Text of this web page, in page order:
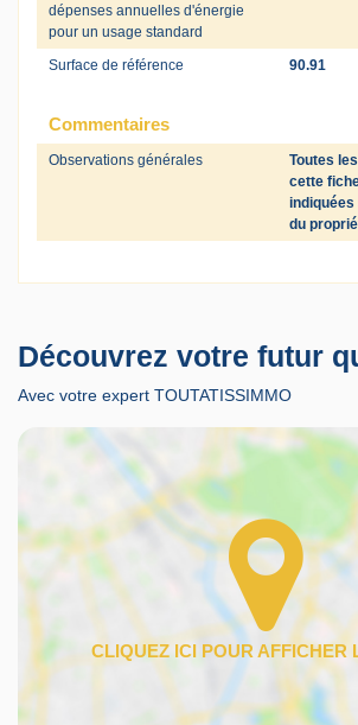
dépenses annuelles d'énergie
pour un usage standard
Surface de référence 90.91
Commentaires
Observations générales
Toutes
cette
indiquées
du
Découvrez votre futur
Avec votre expert TOUTATISSIMMO